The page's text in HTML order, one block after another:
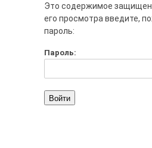
Это содержимое
его просмотра введите,
пароль:
Пароль: